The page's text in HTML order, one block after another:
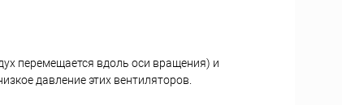
перемещается вдоль оси вращения) и
давление этих вентиляторов.